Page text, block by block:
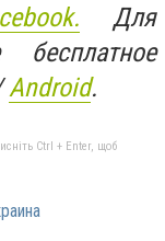
Для
Android.
Ctrl + Enter, щоб